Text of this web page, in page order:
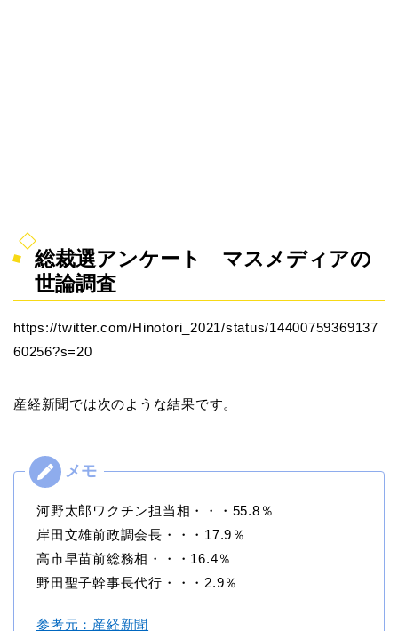
総裁選アンケート マスメディアの
世論調査
https://twitter.com/Hinotori_2021/status/14400759369137
60256?s=20
産経新聞では次のような結果です。
河野太郎ワクチン担当相・・・55.8％
岸田文雄前政調会長・・・17.9％
高市早苗前総務相・・・16.4％
野田聖子幹事長代行・・・2.9％
参考元：産経新聞